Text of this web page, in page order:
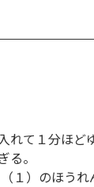
れて１分ほど
。
１）のほうれ